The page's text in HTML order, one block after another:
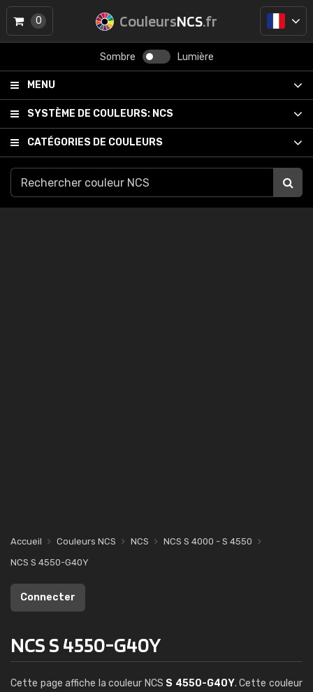
CouleursNCS.fr
Sombre Lumière
MENU
SYSTÈME DE COULEURS: NCS
CATÉGORIES DE COULEURS
0
Accueil Couleurs NCS NCS
NCS S 4000 - S 4550
NCS S 4550-G40Y
Connecter
NCS S 4550-G40Y
Cette page affiche la couleur NCS S 4550-G40Y. Cette couleur